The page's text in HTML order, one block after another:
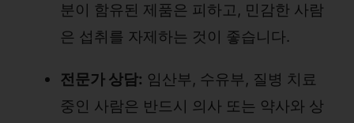
분이 함유된 제품은 피하고, 민감한 사람
은 섭취를 자제하는 것이 좋습니다.
전문가 상담: 임산부, 수유부, 질병 치료
중인 사람은 반드시 의사 또는 약사와 상